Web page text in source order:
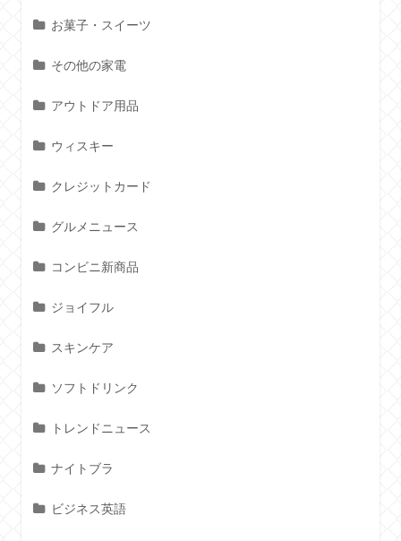
お菓子・スイーツ
その他の家電
アウトドア用品
ウィスキー
クレジットカード
グルメニュース
コンビニ新商品
ジョイフル
スキンケア
ソフトドリンク
トレンドニュース
ナイトブラ
ビジネス英語